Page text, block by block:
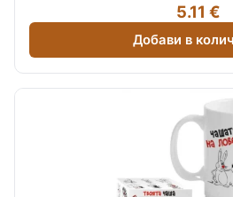
5.11 €
Добави в